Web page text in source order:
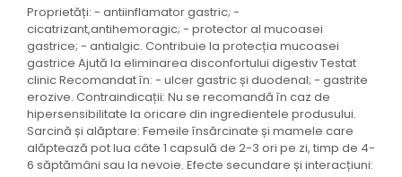
CREME AFECTIUNI PIELE
SUPOZITOARE
TINCTURI
SUPERALIMENTE
Proprietăți: - antiinflamator gastric; -
cicatrizant,antihemoragic; - protector al mucoasei
gastrice; - antialgic. Contribuie la protecția mucoasei
gastrice Ajută la eliminarea disconfortului digestiv Testat
clinic Recomandat în: - ulcer gastric și duodenal; - gastrite
erozive. Contraindicații: Nu se recomandă în caz de
hipersensibilitate la oricare din ingredientele produsului.
Sarcină și alăptare: Femeile însărcinate și mamele care
alăptează pot lua câte 1 capsulă de 2-3 ori pe zi, timp de 4-
6 săptămâni sau la nevoie. Efecte secundare și interacțiuni: